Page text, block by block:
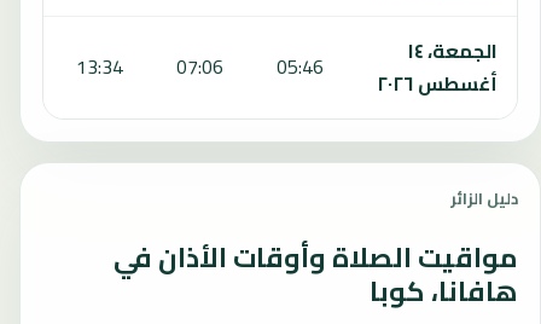
الجمعة، ١٤
أغسطس ٢٠٢٦
05:46
07:06
13:34
دليل الزائر
مواقيت الصلاة وأوقات الأذان في
هافانا، كوبا